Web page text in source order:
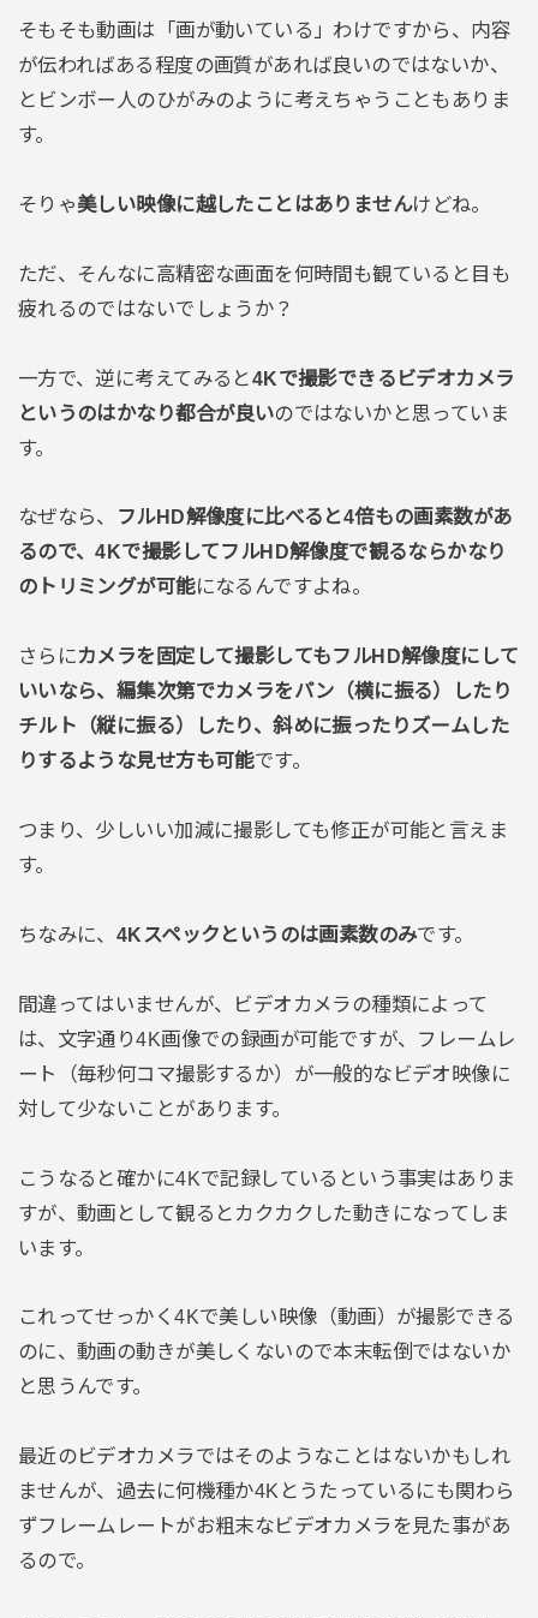
そもそも動画は「画が動いている」わけですから、内容
が伝わればある程度の画質があれば良いのではないか、
とビンボー人のひがみのように考えちゃうこともありま
す。
そりゃ美しい映像に越したことはありませんけどね。
ただ、そんなに高精密な画面を何時間も観ていると目も
疲れるのではないでしょうか？
一方で、逆に考えてみると 4Kで撮影できるビデオカメラ
というのはかなり都合が良いのではないかと思っていま
す。
なぜなら、
フルHD解像度に比べると4倍もの画素数があ
るので、4Kで撮影してフルHD解像度で観るならかなり
のトリミングが可能になるんですよね。
さらにカメラを固定して撮影してもフルHD解像度にして
いいなら、編集次第でカメラをパン（横に振る）したり
チルト（縦に振る）したり、斜めに振ったりズームした
りするような見せ方も可能です。
つまり、少しいい加減に撮影しても修正が可能と言えま
す。
ちなみに、 4Kスペックというのは画素数のみです。
間違ってはいませんが、ビデオカメラの種類によって
は、文字通り4K画像での録画が可能ですが、フレームレ
ート（毎秒何コマ撮影するか）が一般的なビデオ映像に
対して少ないことがあります。
こうなると確かに4Kで記録しているという事実はありま
すが、動画として観るとカクカクした動きになってしま
います。
これってせっかく4Kで美しい映像（動画）が撮影できる
のに、動画の動きが美しくないので本末転倒ではないか
と思うんです。
最近のビデオカメラではそのようなことはないかもしれ
ませんが、過去に何機種か4Kとうたっているにも関わら
ずフレームレートがお粗末なビデオカメラを見た事があ
るので。